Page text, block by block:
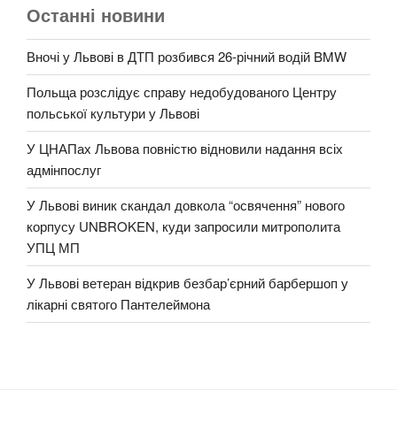
Останні новини
Вночі у Львові в ДТП розбився 26-річний водій BMW
Польща розслідує справу недобудованого Центру
польської культури у Львові
У ЦНАПах Львова повністю відновили надання всіх
адмінпослуг
У Львові виник скандал довкола “освячення” нового
корпусу UNBROKEN, куди запросили митрополита
УПЦ МП
У Львові ветеран відкрив безбар’єрний барбершоп у
лікарні святого Пантелеймона